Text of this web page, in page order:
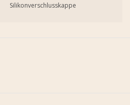
Silikonverschlusskappe